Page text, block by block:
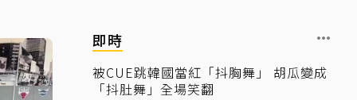
即時
被CUE跳韓國當紅「抖胸舞」 胡瓜變成
「抖肚舞」全場笑翻